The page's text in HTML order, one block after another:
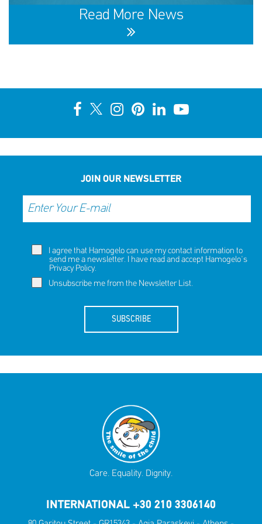
SHARE
REACT
Read More News
JOIN OUR NEWSLETTER
I agree that Hamogelo can use my contact information to
send me a newsletter. I have read and accept Hamogelo's
Privacy Policy.
Unsubscribe me from the Newsletter List.
SUBSCRIBE
Care. Equality. Dignity.
INTERNATIONAL +30 210 3306140